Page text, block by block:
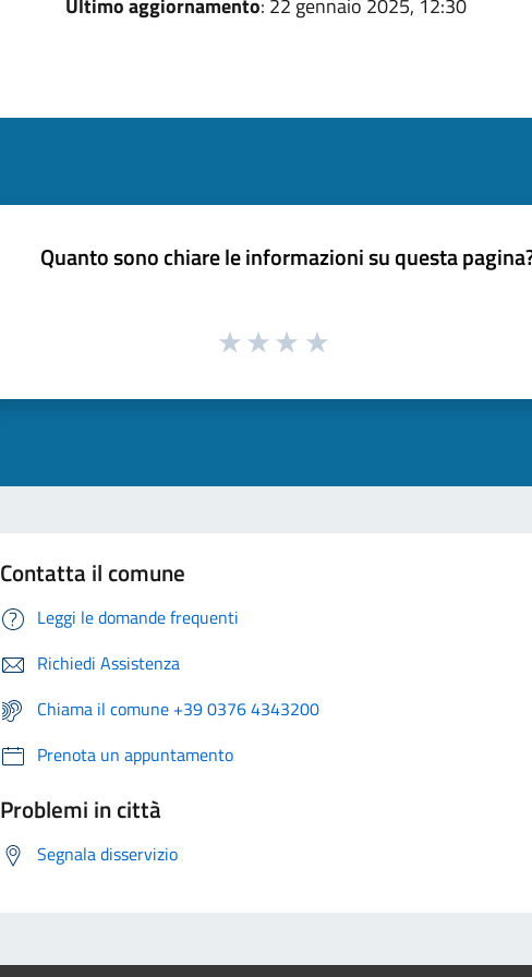
Ultimo aggiornamento: 22 gennaio 2025, 12:30
Quanto sono chiare le informazioni su questa
Contatta il comune
Leggi le domande frequenti
Richiedi Assistenza
Chiama il comune +39 0376 4343200
Prenota un appuntamento
Problemi in città
Segnala disservizio